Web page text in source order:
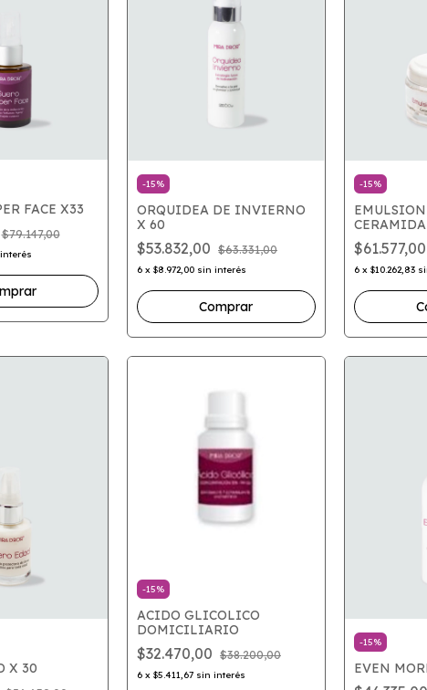
FACE X33
$79.147,00
-15%
ORQUIDEA DE INVIERNO
X 60
$53.832,00 $63.331,00
6 x $8.972,00 sin interés
-15%
$61.577,00
6 x $10.262,83
X 30
-15%
ACIDO GLICOLICO
DOMICILIARIO
$32.470,00 $38.200,00
6 x $5.411,67 sin interés
-15%
EVEN